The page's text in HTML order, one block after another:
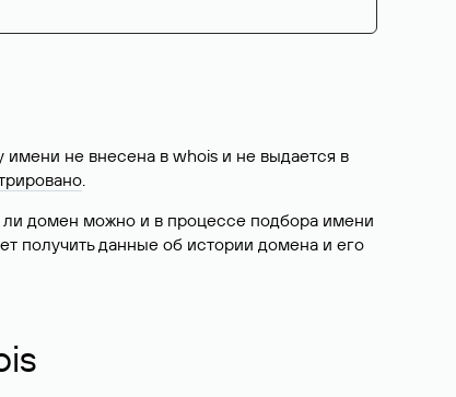
не внесена в whois и не выдается в
.
ли домен можно и в процессе подбора имени
получить данные об истории домена и его